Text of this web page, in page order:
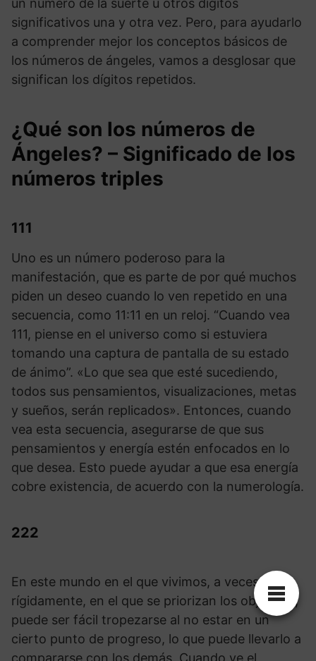
un número de la suerte u otros dígitos
significativos una y otra vez. Pero, para ayudarlo
a comprender mejor los conceptos básicos de
los números de ángeles, vamos a desglosar que
significan los dígitos repetidos.
¿Qué son los números de
Ángeles? – Significado de los
números triples
111
Uno es un número poderoso para la
manifestación, que es parte de por qué muchos
piden un deseo cuando lo ven repetido en una
secuencia, como 11:11 en un reloj. “Cuando vea
111, piense en el universo como si estuviera
tomando una captura de pantalla de su estado
de ánimo”. «Lo que sea que esté sucediendo,
todos sus pensamientos, visualizaciones, metas
y sueños, serán replicados». Entonces, cuando
vea esta secuencia, asegurarse de que sus
pensamientos y energía estén enfocados en lo
que desea. Esto puede ayudar a que esa energía
cobre existencia, de acuerdo con la numerología.
222
En este mundo en el que vivimos, a veces
rígidamente, en el que se priorizan los objetivos,
puede ser fácil tropezarse al no estar en un
cierto punto de progreso, lo que puede llevarlo a
compararse con los demás. Cuando ve el